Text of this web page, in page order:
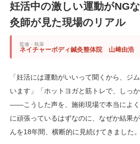
妊活中の激しい運動がNG
灸師が見た現場のリアル
監修・執筆
ネイチャーボディ鍼灸整体院 山﨑由浩
「妊活には運動がいいって聞くから、ジ
います」「ホットヨガと筋トレで、しっ
——こうした声を、施術現場で本当によ
に頑張っているはずなのに、なぜか結果
んを18年間、横断的に見続けてきました。